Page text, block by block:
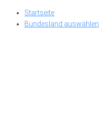
Skip
Startseite
Bundesland auswählen